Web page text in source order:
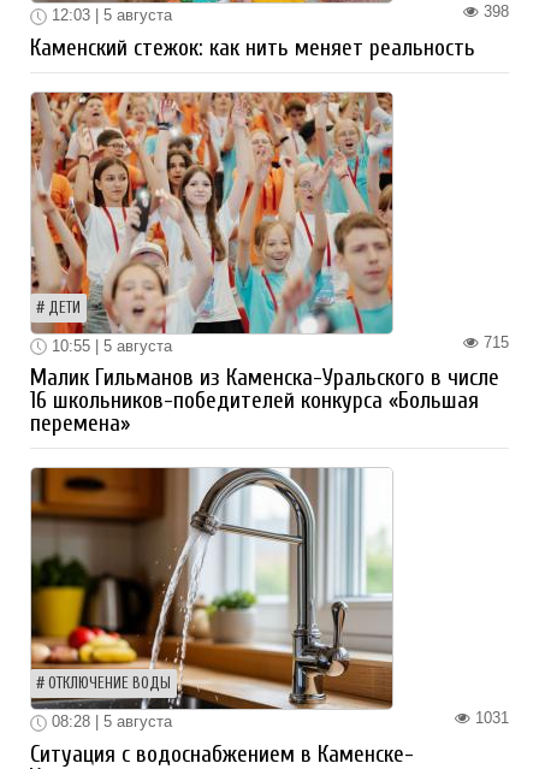
398
12:03 | 5 августа
Каменский стежок: как нить меняет реальность
ДЕТИ
715
10:55 | 5 августа
Малик Гильманов из Каменска-Уральского в числе
16 школьников-победителей конкурса «Большая
перемена»
ОТКЛЮЧЕНИЕ ВОДЫ
1031
08:28 | 5 августа
Ситуация с водоснабжением в Каменске-